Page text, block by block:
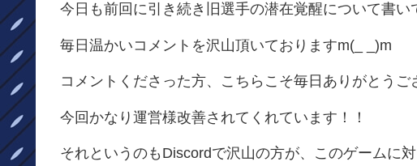
今日も前回に引き続き旧選手の潜在覚醒について書い
毎日温かいコメントを沢山頂いておりますm(_ _)m
コメントくださった方、こちらこそ毎日ありがとうご
今回かなり運営様改善されてくれています！！
それというのもDiscordで沢山の方が、このゲームに